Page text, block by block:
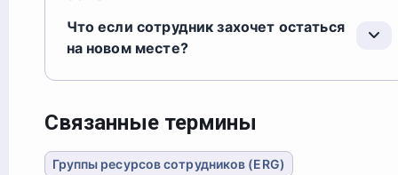
Что если сотрудник захочет остаться
на новом месте?
Связанные термины
Группы ресурсов сотрудников (ERG)